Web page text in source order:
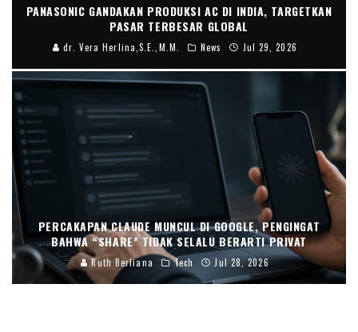
PANASONIC GANDAKAN PRODUKSI AC DI INDIA, TARGETKAN
PASAR TERBESAR GLOBAL
dr. Vera Herlina,S.E.,M.M. News Jul 29, 2026
PERCAKAPAN CLAUDE MUNCUL DI GOOGLE, PENGINGAT
BAHWA “SHARE” TIDAK SELALU BERARTI PRIVAT
Ruth Berliana Tech Jul 28, 2026